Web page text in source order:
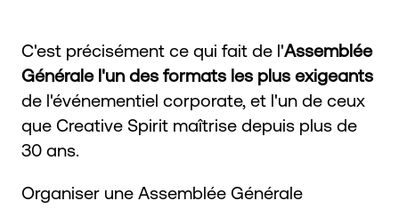
C'est précisément ce qui fait de l'Assemblée
Générale l'un des formats les plus exigeants
de l'événementiel corporate, et l'un de ceux
que Creative Spirit maîtrise depuis plus de
30 ans.
Organiser une Assemblée Générale